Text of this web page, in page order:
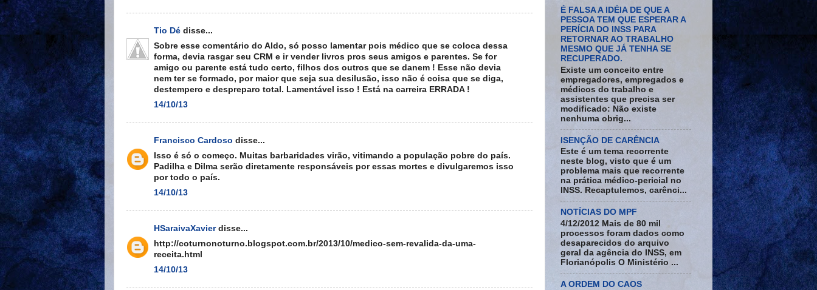
Tio Dé disse...
Sobre esse comentário do Aldo, só posso lamentar pois médico que se coloca dessa
forma, devia rasgar seu CRM e ir vender livros pros seus amigos e parentes. Se for
amigo ou parente está tudo certo, filhos dos outros que se danem ! Esse não devia
nem ter se formado, por maior que seja sua desilusão, isso não é coisa que se diga,
destempero e despreparo total. Lamentável isso ! Está na carreira ERRADA !
14/10/13
Francisco Cardoso disse...
Isso é só o começo. Muitas barbaridades virão, vitimando a população pobre do país.
Padilha e Dilma serão diretamente responsáveis por essas mortes e divulgaremos isso
por todo o país.
14/10/13
HSaraivaXavierdisse...
http://coturnonoturno.blogspot.com.br/2013/10/medico-sem-revalida-da-uma-
receita.html
14/10/13
É FALSA A IDÉIA DE QUE A
PESSOA TEM QUE ESPERAR A
PERÍCIA DO INSS PARA
RETORNAR AO TRABALHO
MESMO QUE JÁ TENHA SE
RECUPERADO.
Existe um conceito entre
empregadores, empregados e
médicos do trabalho e
assistentes que precisa ser
modificado: Não existe
nenhuma obrig...
ISENÇÃO DE CARÊNCIA
Este é um tema recorrente
neste blog, visto que é um
problema mais que recorrente
na prática médico-pericial no
INSS. Recaptulemos, carênci...
NOTÍCIAS DO MPF
4/12/2012 Mais de 80 mil
processos foram dados como
desaparecidos do arquivo
geral da agência do INSS, em
Florianópolis O Ministério ...
A ORDEM DO CAOS